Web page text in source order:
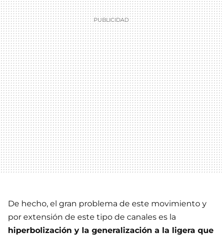
De hecho, el gran problema de este movimiento y
por extensión de este tipo de canales es la
hiperbolización y la generalización a la ligera que